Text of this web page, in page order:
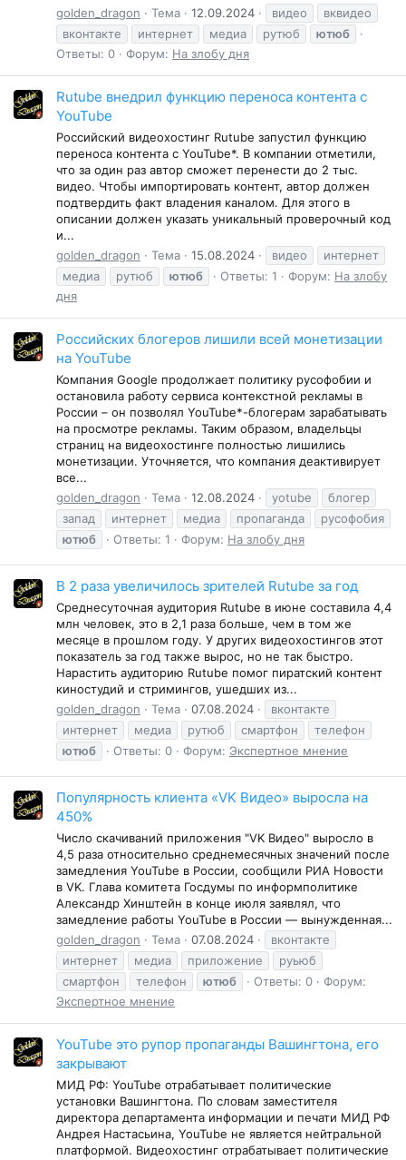
golden_dragon Тема 12.09.2024 видео
вквидео
вконтакте
интернет медиа рутюб
ютюб
Ответы: 0
Форум: На злобу дня
Rutube внедрил функцию переноса контента с
YouTube
Российский видеохостинг Rutube запустил функцию
переноса контента с YouTube*. В компании отметили,
что за один раз автор сможет перенести до 2 тыс.
видео. Чтобы импортировать контент, автор должен
подтвердить факт владения каналом. Для этого в
описании должен указать уникальный проверочный код
и...
golden_dragon
Тема 15.08.2024 видео
интернет
медиа
рутюб ютюб Ответы: 1 Форум: На злобу
дня
Российских блогеров лишили всей монетизации
на YouTube
Компания Google продолжает политику русофобии и
остановила работу сервиса контекстной рекламы в
России – он позволял YouTube*-блогерам зарабатывать
на просмотре рекламы. Таким образом, владельцы
страниц на видеохостинге полностью лишились
монетизации. Уточняется, что компания деактивирует
все...
golden_dragon
Тема 12.08.2024 yotube
блогер
запад
интернет медиа пропаганда
русофобия
ютюб
Ответы: 1 Форум: На злобу дня
В 2 раза увеличилось зрителей Rutube за год
Среднесуточная аудитория Rutube в июне составила 4,4
млн человек, это в 2,1 раза больше, чем в том же
месяце в прошлом году. У других видеохостингов этот
показатель за год также вырос, но не так быстро.
Нарастить аудиторию Rutube помог пиратский контент
киностудий и стримингов, ушедших из...
golden_dragon
Тема 07.08.2024
вконтакте
интернет
медиа рутюб смартфон
телефон
ютюб
Ответы: 0 Форум: Экспертное мнение
Популярность клиента «VK Видео» выросла на
450%
Число скачиваний приложения "VK Видео" выросло в
4,5 раза относительно среднемесячных значений после
замедления YouTube в России, сообщили РИА Новости
в VK. Глава комитета Госдумы по информполитике
Александр Хинштейн в конце июля заявлял, что
замедление работы YouTube в России — вынужденная...
golden_dragon
Тема 07.08.2024
вконтакте
интернет
медиа приложение
руьюб
смартфон
телефон ютюб Ответы: 0
Форум:
Экспертное мнение
YouTube это рупор пропаганды Вашингтона, его
закрывают
МИД РФ: YouTube отрабатывает политические
установки Вашингтона. По словам заместителя
директора департамента информации и печати МИД РФ
Андрея Настасьина, YouTube не является нейтральной
платформой. Видеохостинг отрабатывает политические